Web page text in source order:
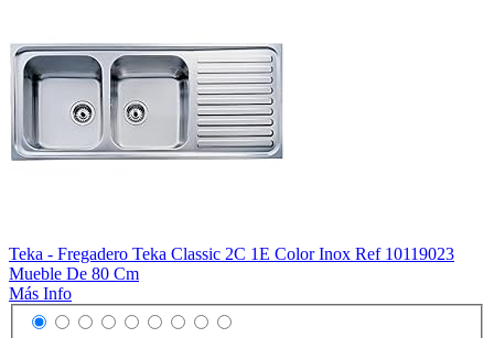
Teka - Fregadero Teka Classic 2C 1E Color Inox Ref 10119023
Mueble De 80 Cm
Más Info